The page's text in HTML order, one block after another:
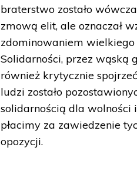
braterstwo zostało
zmową elit, ale oznaczał
zdominowaniem
Solidarności, przez wąską
również krytycznie
ludzi zostało
solidarnością dla wolności
płacimy za zawiedzenie
opozycji.